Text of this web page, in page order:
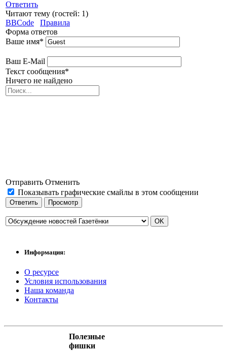
Ответить
Читают тему (гостей: 1)
BBCode
Правила
Форма ответов
Ваше имя*
Ваш E-Mail
Текст сообщения*
Ничего не найдено
Отправить Отменить
Показывать графические смайлы в этом сообщении
Информация:
О ресурсе
Условия использования
Наша команда
Контакты
Полезные
фишки